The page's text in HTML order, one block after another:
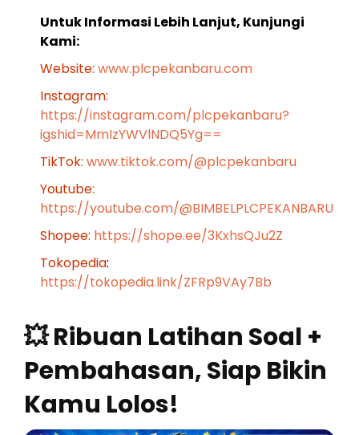
Untuk Informasi Lebih Lanjut, Kunjungi
Kami:
Website: www.plcpekanbaru.com
Instagram:
https://instagram.com/plcpekanbaru?
igshid=MmIzYWVlNDQ5Yg==
TikTok: www.tiktok.com/@plcpekanbaru
Youtube:
https://youtube.com/@BIMBELPLCPEKANBARU
Shopee: https://shope.ee/3KxhsQJu2Z
Tokopedia:
https://tokopedia.link/ZFRp9VAy7Bb
💥 Ribuan Latihan Soal +
Pembahasan, Siap Bikin
Kamu Lolos!